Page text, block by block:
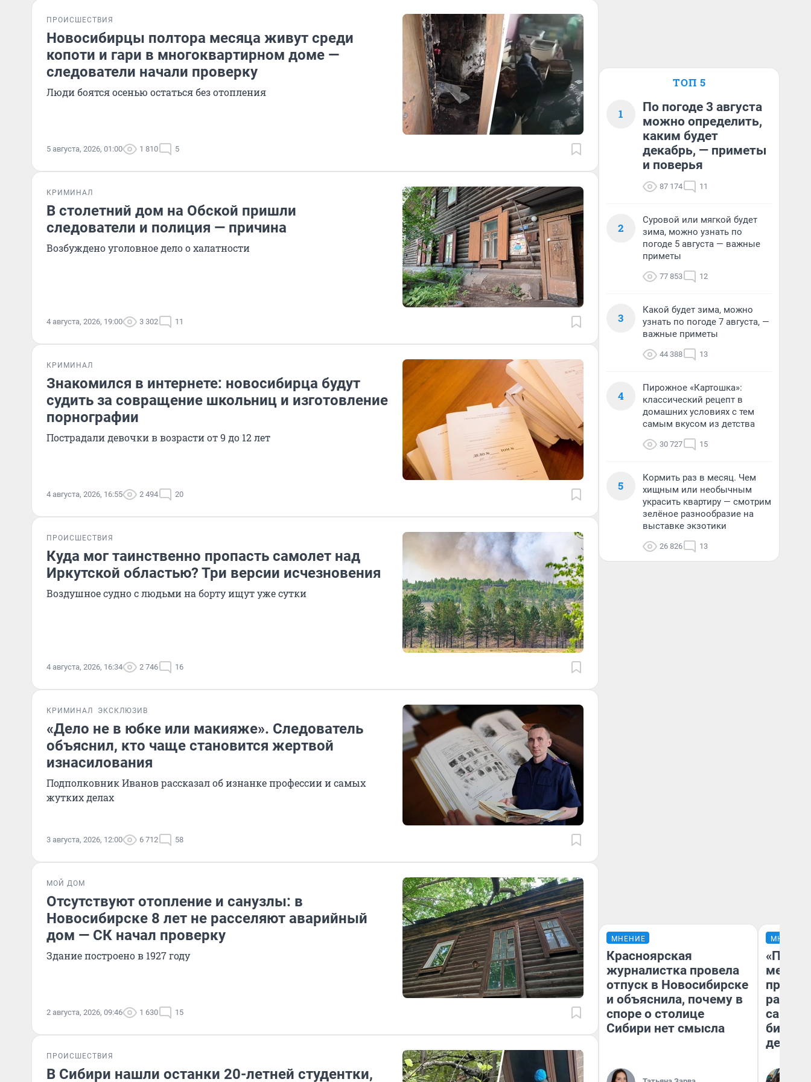
ПРОИСШЕСТВИЯ
Новосибирцы полтора месяца живут среди
копоти и гари в многоквартирном доме —
следователи начали проверку
Люди боятся осенью остаться без отопления
5 августа, 2026, 01:00 1 810 5
КРИМИНАЛ
В столетний дом на Обской пришли
следователи и полиция — причина
Возбуждено уголовное дело о халатности
4 августа, 2026, 19:00 3 302 11
КРИМИНАЛ
Знакомился в интернете: новосибирца будут
судить за совращение школьниц и изготовление
порнографии
Пострадали девочки в возрасти от 9 до 12 лет
4 августа, 2026, 16:55 2 494 20
ПРОИСШЕСТВИЯ
Куда мог таинственно пропасть самолет над
Иркутской областью? Три версии исчезновения
Воздушное судно с людьми на борту ищут уже сутки
4 августа, 2026, 16:34 2 746 16
КРИМИНАЛ ЭКСКЛЮЗИВ
«Дело не в юбке или макияже». Следователь
объяснил, кто чаще становится жертвой
изнасилования
Подполковник Иванов рассказал об изнанке профессии и самых
жутких делах
3 августа, 2026, 12:00 6 712 58
МОЙ ДОМ
Отсутствуют отопление и санузлы: в
Новосибирске 8 лет не расселяют аварийный
дом — СК начал проверку
Здание построено в 1927 году
2 августа, 2026, 09:46 1 630 15
ПРОИСШЕСТВИЯ
В Сибири нашли останки 20-летней студентки,
ТОП 5
1
По погоде 3 августа
можно определить,
каким будет
декабрь, — приметы
и поверья
87 174 11
2
Суровой или мягкой будет
зима, можно узнать по
погоде 5 августа — важные
приметы
77 853 12
3
Какой будет зима, можно
узнать по погоде 7 августа, —
важные приметы
44 388 13
4
Пирожное «Картошка»:
классический рецепт в
домашних условиях с тем
самым вкусом из детства
30 727 15
5
Кормить раз в месяц. Чем
хищным или необычным
украсить квартиру — смотрим
зелёное разнообразие на
выставке экзотики
26 826 13
МНЕНИЕ
Красноярская
журналистка провела
отпуск в Новосибирске
и объяснила, почему в
споре о столице
Сибири нет смысла
МНЕНИЕ
самом